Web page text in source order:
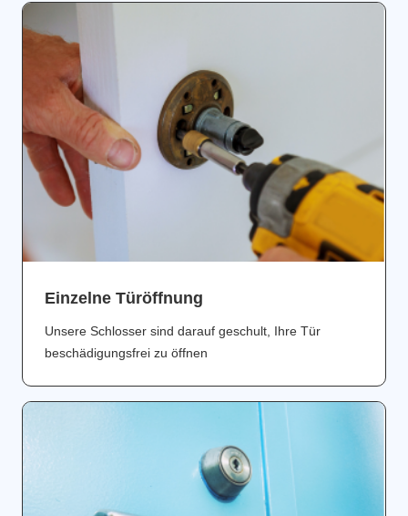
Einzelne Türöffnung
Unsere Schlosser sind darauf geschult, Ihre Tür
beschädigungsfrei zu öffnen